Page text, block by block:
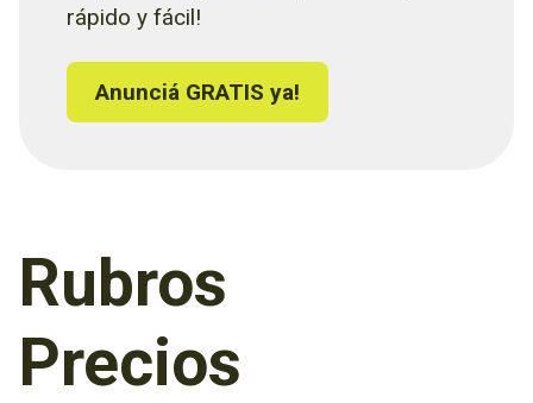
rápido y fácil!
Anunciá GRATIS ya!
Rubros
Precios